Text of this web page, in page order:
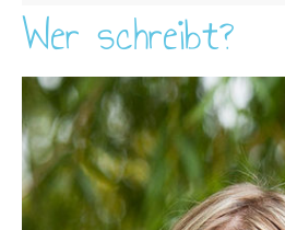
Wer schreibt?